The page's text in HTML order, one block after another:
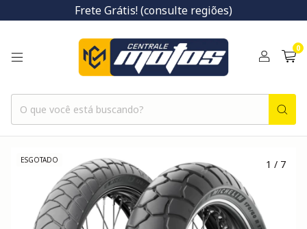
Frete Grátis! (consulte regiões)
0
ESGOTADO 1 / 7